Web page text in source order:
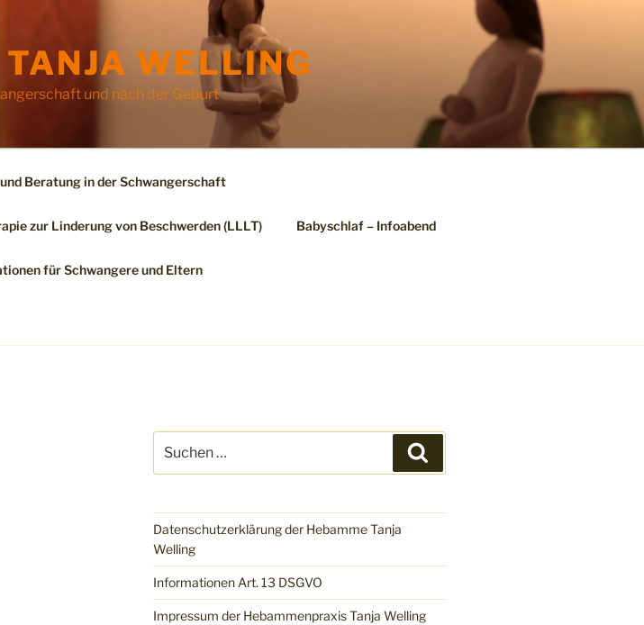
WELLING
und nach der Geburt
Beratung in der Schwangerschaft
zur Linderung von Beschwerden (LLLT) Babyschlaf – Infoabend
für Schwangere und Eltern
nach:
Datenschutzerklärung der Hebamme Tanja
Welling
Informationen Art. 13 DSGVO
Impressum der Hebammenpraxis Tanja Welling